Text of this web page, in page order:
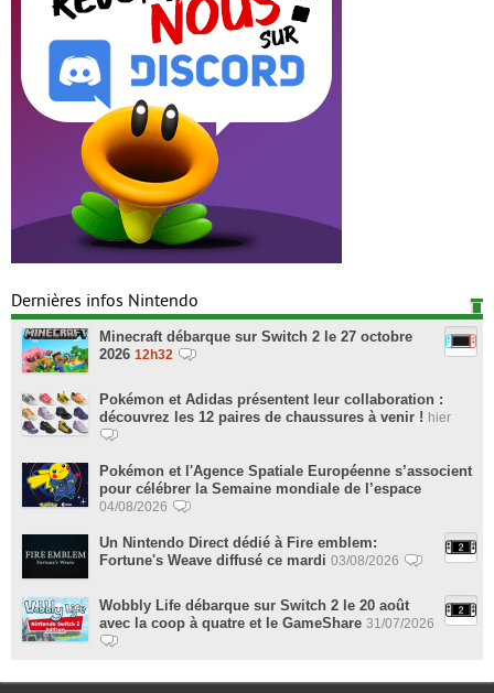
Dernières infos Nintendo
Minecraft débarque sur Switch 2 le 27 octobre
2026 12h32
Pokémon et Adidas présentent leur collaboration :
découvrez les 12 paires de chaussures à venir ! hier
Pokémon et l'Agence Spatiale Européenne s’associent
pour célébrer la Semaine mondiale de l’espace
04/08/2026
Un Nintendo Direct dédié à Fire emblem:
Fortune's Weave diffusé ce mardi 03/08/2026
Wobbly Life débarque sur Switch 2 le 20 août
avec la coop à quatre et le GameShare 31/07/2026